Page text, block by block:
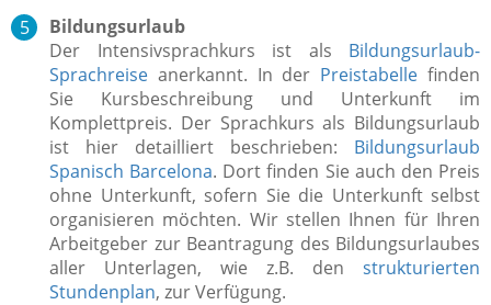
Bildungsurlaub
Der Intensivsprachkurs ist als Bildungsurlaub-
Sprachreise anerkannt. In der Preistabelle finden
Sie Kursbeschreibung und Unterkunft im
Komplettpreis. Der Sprachkurs als Bildungsurlaub
ist hier detailliert beschrieben: Bildungsurlaub
Spanisch Barcelona. Dort finden Sie auch den Preis
ohne Unterkunft, sofern Sie die Unterkunft selbst
organisieren möchten. Wir stellen Ihnen für Ihren
Arbeitgeber zur Beantragung des Bildungsurlaubes
aller Unterlagen, wie z.B. den strukturierten
Stundenplan, zur Verfügung.